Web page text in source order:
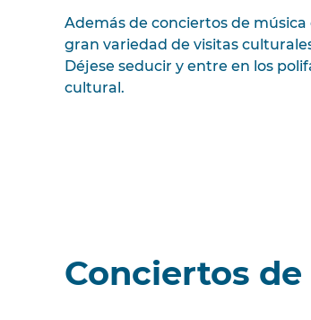
Además de conciertos de
gran variedad de visitas
Déjese seducir y entre en los
cultural.
Conciertos